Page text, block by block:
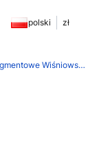
w koszyku: 0.
polski zł
Bramy garażowe segmentowe Wiśniowski Unipro